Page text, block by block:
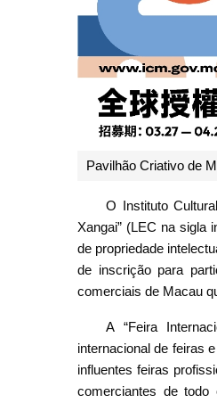
Pavilhão Criativo de
O Instituto
Xangai” (LEC na sigla
de propriedade
de inscrição para
comerciais de Macau
A “Feira
internacional de feiras
influentes feiras
comerciantes de todo